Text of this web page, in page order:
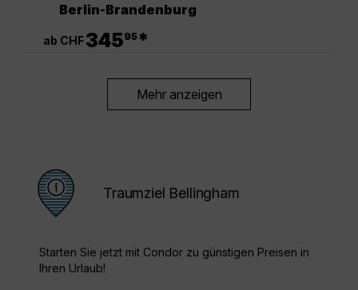
Berlin-Brandenburg
ab CHF34595*
Mehr anzeigen
Traumziel Bellingham
Starten Sie jetzt mit Condor zu günstigen Preisen in
Ihren Urlaub!